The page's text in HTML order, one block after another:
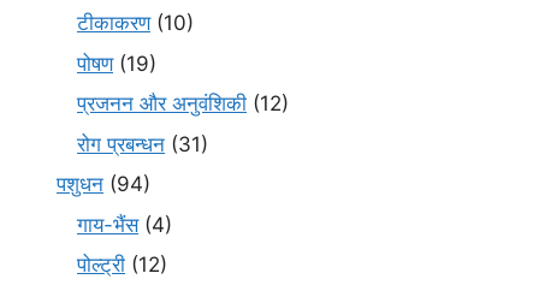
टीकाकरण(10)
पोषण(19)
प्रजनन और अनुवंशिकी (12)
रोग प्रबन्धन (31)
पशुधन (94)
गाय-भैंस(4)
पोल्ट्री (12)